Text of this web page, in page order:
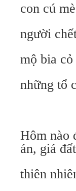
con cú
người
mộ bia
những tổ
Hôm nào
án, giá
thiên